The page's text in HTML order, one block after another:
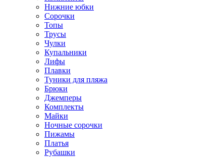
Нижние юбки
Сорочки
Топы
Трусы
Чулки
Купальники
Лифы
Плавки
Туники для пляжа
Брюки
Джемперы
Комплекты
Майки
Ночные сорочки
Пижамы
Платья
Рубашки